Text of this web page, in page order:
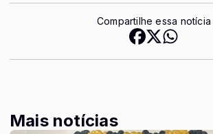
Compartilhe essa notícia
Mais notícias